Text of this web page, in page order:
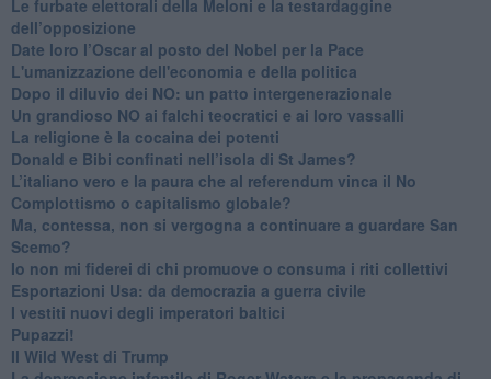
​Le furbate elettorali della Meloni e la testardaggine
dell’opposizione
​Date loro l’Oscar al posto del Nobel per la Pace
L'umanizzazione dell'economia e della politica
​Dopo il diluvio dei NO: un patto intergenerazionale
​Un grandioso NO ai falchi teocratici e ai loro vassalli
La religione è la cocaina dei potenti
Donald e Bibi confinati nell’isola di St James?
L’italiano vero e la paura che al referendum vinca il No
​Complottismo o capitalismo globale?
​Ma, contessa, non si vergogna a continuare a guardare San
Scemo?
​Io non mi fiderei di chi promuove o consuma i riti collettivi
Esportazioni Usa: da democrazia a guerra civile
​I vestiti nuovi degli imperatori baltici
​Pupazzi!
​Il Wild West di Trump